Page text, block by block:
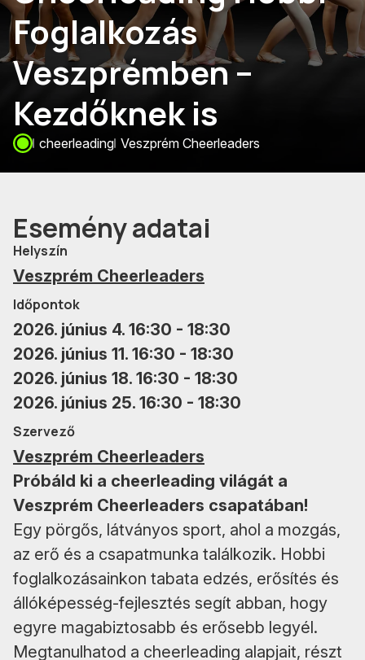
Foglalkozás
Veszprémben –
Kezdőknek is
cheerleading Veszprém Cheerleaders
Esemény adatai
Helyszín
Veszprém Cheerleaders
Időpontok
2026. június 4. 16:30 - 18:30
2026. június 11. 16:30 - 18:30
2026. június 18. 16:30 - 18:30
2026. június 25. 16:30 - 18:30
Szervező
Veszprém Cheerleaders
Próbáld ki a cheerleading világát a
Veszprém Cheerleaders csapatában!
Egy pörgős, látványos sport, ahol a mozgás,
az erő és a csapatmunka találkozik. Hobbi
foglalkozásainkon tabata edzés, erősítés és
állóképesség-fejlesztés segít abban, hogy
egyre magabiztosabb és erősebb legyél.
Megtanulhatod a cheerleading alapjait, részt